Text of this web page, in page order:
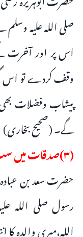
صلی اللہ علیہ
اس پر اور آخرت
وقف کردے تو اس
پیشاب وفضلات
گے۔ (صحیح بخاری)
(۳)صدقات میں سب سے اہم وقف کا صدقہ ہے
حضرت سعد بن
رسول صلی اللہ
اللہ،میری والدہ